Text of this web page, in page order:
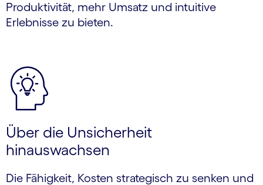
Produktivität, mehr Umsatz und intuitive
Erlebnisse zu bieten.
Über die Unsicherheit
hinauswachsen
Die Fähigkeit, Kosten strategisch zu senken und